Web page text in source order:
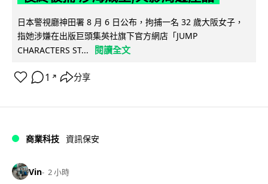
日本警視廳神田署 8 月 6 日公布，拘捕一名 32 歲大阪女子，
指她涉嫌在出版巨頭集英社旗下官方網店「JUMP
CHARACTERS ST...
閱讀全文
1 ↗ 分享
商業科技 資訊保安
Vin 2 小時